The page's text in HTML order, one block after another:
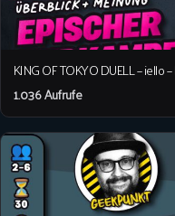
KING OF TOKYO DUELL – iello
1.036 Aufrufe